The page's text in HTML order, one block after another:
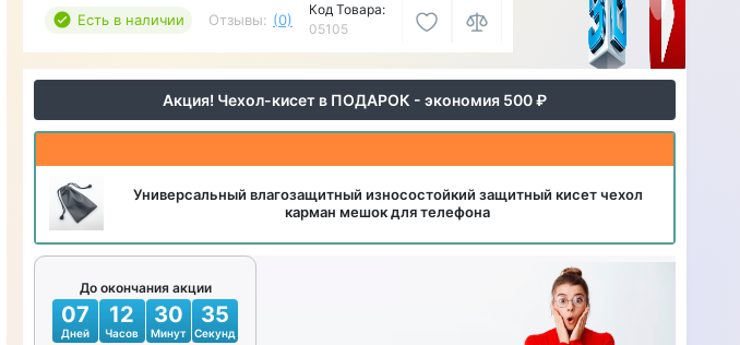
Есть в наличии Отзывы: (0)
Код Товара:
05105
Акция! Чехол-кисет в ПОДАРОК - экономия 500 ₽
Универсальный влагозащитный износостойкий защитный кисет чехол
карман мешок для телефона
До окончания акции
07
Дней
12
Часов
30
Минут
34
Секунд